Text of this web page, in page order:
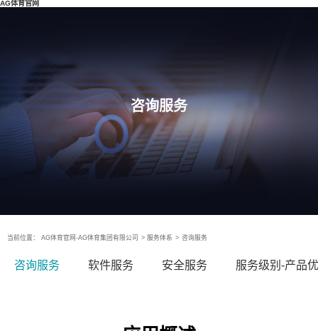
AG体育官网
咨询服务
当前位置： AG体育官网-AG体育集团有限公司 > 服务体系 > 咨询服务
咨询服务 软件服务 安全服务 服务级别-产品